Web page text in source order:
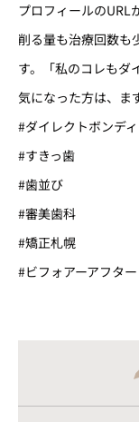
プロフィールのURL
削る量も治療回数も
す。「私のコレもダ
気になった方は、ま
#ダイレクトボンデ
#すきっ歯
#歯並び
#審美歯科
#矯正札幌
#ビフォアーアフター